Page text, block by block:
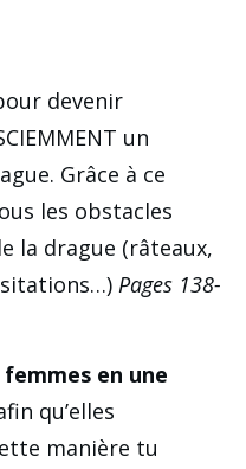
devenir
un
Grâce à ce
les obstacles
la drague (râteaux,
Pages 138-
en une
qu’elles
manière tu